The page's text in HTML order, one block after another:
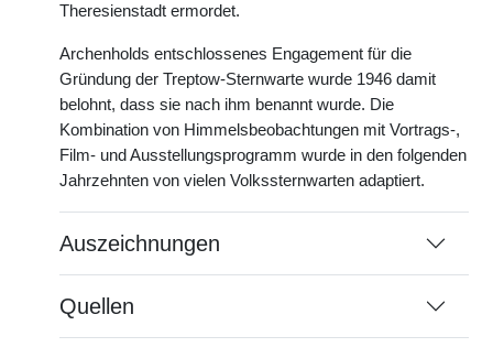
Theresienstadt ermordet.
Archenholds entschlossenes Engagement für die
Gründung der Treptow-Sternwarte wurde 1946 damit
belohnt, dass sie nach ihm benannt wurde. Die
Kombination von Himmelsbeobachtungen mit Vortrags-,
Film- und Ausstellungsprogramm wurde in den folgenden
Jahrzehnten von vielen Volkssternwarten adaptiert.
Auszeichnungen
Quellen